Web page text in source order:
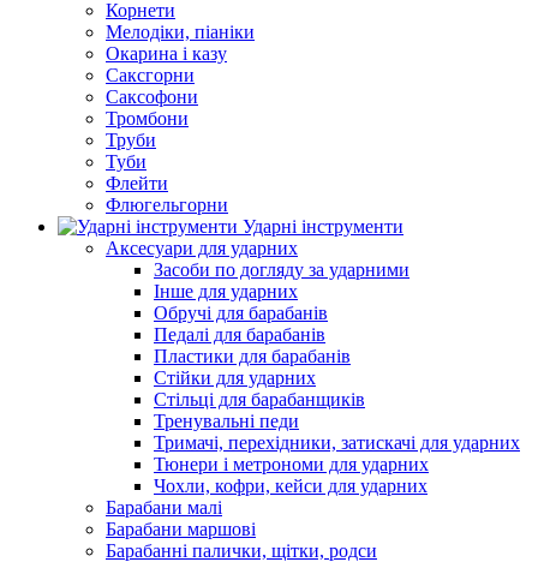
Корнети
Мелодіки, піаніки
Окарина і казу
Саксгорни
Саксофони
Тромбони
Труби
Туби
Флейти
Флюгельгорни
Ударні інструменти
Аксесуари для ударних
Засоби по догляду за ударними
Інше для ударних
Обручі для барабанів
Педалі для барабанів
Пластики для барабанів
Стійки для ударних
Стільці для барабанщиків
Тренувальні педи
Тримачі, перехідники, затискачі для ударних
Тюнери і метрономи для ударних
Чохли, кофри, кейси для ударних
Барабани малі
Барабани маршові
Барабанні палички, щітки, родси